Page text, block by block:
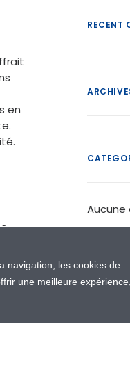
en
RECENT
META
navigation, les cookies de
une meilleure expérience,